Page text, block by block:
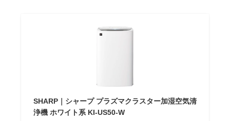
SHARP｜シャープ プラズマクラスター加湿空気清
浄機 ホワイト系 KI-US50-W